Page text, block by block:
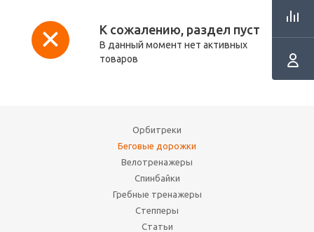
К сожалению, раздел пуст
В данный момент нет активных
товаров
Орбитреки
Беговые дорожки
Велотренажеры
Спинбайки
Гребные тренажеры
Степперы
Статьи